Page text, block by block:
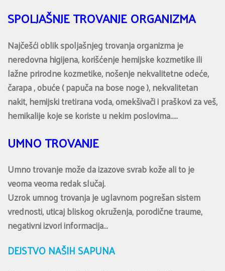
SPOLJAŠNJE TROVANJE ORGANIZMA
Najčešći oblik spoljašnjeg trovanja organizma je
neredovna higijena, korišćenje hemijske kozmetike ili
lažne prirodne kozmetike, nošenje nekvalitetne odeće,
čarapa , obuće ( papuča na bose noge ), nekvalitetan
nakit, hemijski tretirana voda, omekšivači i praškovi za veš,
hemikalije koje se koriste u nekim poslovima…..
UMNO TROVANJE
Umno trovanje može da izazove svrab kože ali to je
veoma veoma redak slučaj.
Uzrok umnog trovanja je uglavnom pogrešan sistem
vrednosti, uticaj bliskog okruženja, porodične traume,
negativni izvori informacija…
DEJSTVO NAŠIH SAPUNA